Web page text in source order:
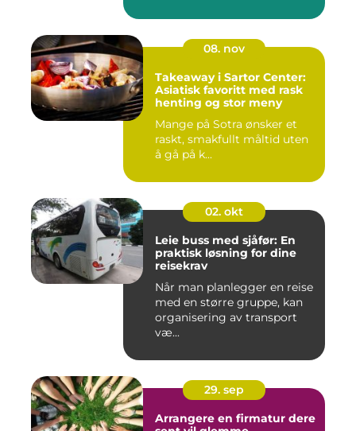
08. nov
Takeaway i Sartor Center:
Asiatisk favoritt med rask
henting og stor meny
Mange på Sotra ønsker et
raskt, smakfullt måltid uten
å gå på k...
02. okt
Leie buss med sjåfør: En
praktisk løsning for dine
reisekrav
Når man planlegger en reise
med en større gruppe, kan
organisering av transport
væ...
29. sep
Arrangere en firmatur dere